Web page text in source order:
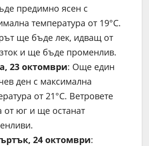
предимно ясен с
температура от 19°C.
ще бъде лек, идващ от
и ще бъде променлив.
23 октомври: Още един
ден с максимална
от 21°C. Ветровете
от юг и ще останат
24 октомври: